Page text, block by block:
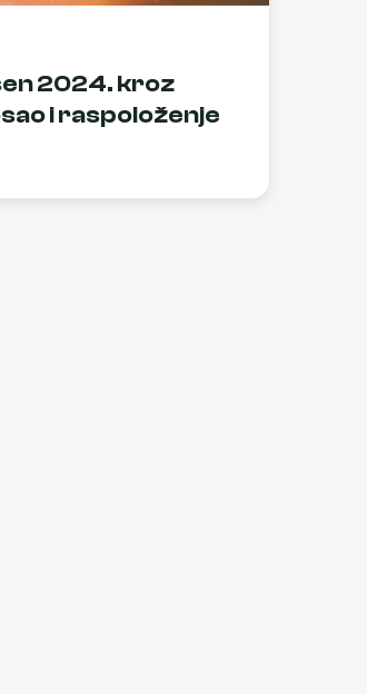
2024. kroz
i raspoloženje